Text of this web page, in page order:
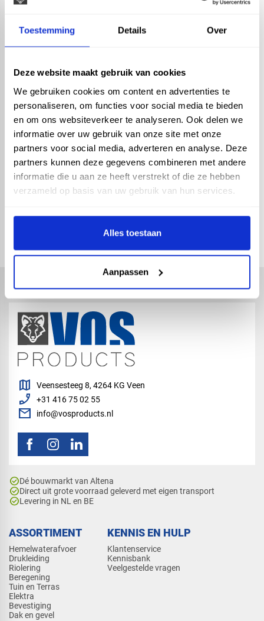
Toestemming Details Over
Deze website maakt gebruik van cookies
We gebruiken cookies om content en advertenties te
personaliseren, om functies voor social media te bieden
en om ons websiteverkeer te analyseren. Ook delen we
informatie over uw gebruik van onze site met onze
partners voor social media, adverteren en analyse. Deze
partners kunnen deze gegevens combineren met andere
informatie die u aan ze heeft verstrekt of die ze hebben
verzameld op basis van uw gebruik van hun services.
Alles toestaan
Aanpassen
18,65 incl. BTW
In winkelwagen
Omschrijving
lasdoos met WCD 2V.
check_circleKlanten geven Vos Products een9,0/10na2662
check_circle2-5dagen levertijd
ASSORTIMENT
Hemelwaterafvoer
Drukleiding
Riolering
Beregening
Tuin en Terras
Elektra
Bevestiging
Dak en gevel
KENNIS EN HULP
Klantenservice
Kennisbank
Veelgestelde vragen
map Veensesteeg 8, 4264 KG Veen
phone_enabled +31 416 75 02 55
mail info@vosproducts.nl
check_circleDé bouwmarkt van Altena
check_circleDirect uit grote voorraad geleverd met eigen transport
check_circleLevering in NL en BE